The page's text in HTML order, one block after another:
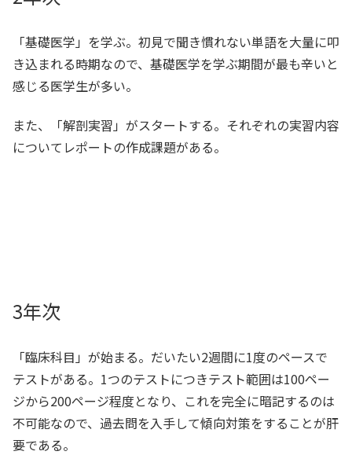
「基礎医学」を学ぶ。初見で聞き慣れない単語を大量に叩
き込まれる時期なので、基礎医学を学ぶ期間が最も辛いと
感じる医学生が多い。
また、「解剖実習」がスタートする。それぞれの実習内容
についてレポートの作成課題がある。
3年次
「臨床科目」が始まる。だいたい2週間に1度のペースで
テストがある。1つのテストにつきテスト範囲は100ペー
ジから200ページ程度となり、これを完全に暗記するのは
不可能なので、過去問を入手して傾向対策をすることが肝
要である。